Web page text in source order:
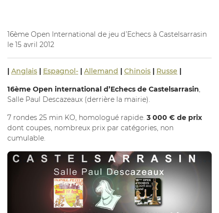
16ème Open International de jeu d’Echecs à Castelsarrasin
le 15 avril 2012
| Anglais | Espagnol- | Allemand | Chinois | Russe |
16ème Open international d’Echecs de Castelsarrasin,
Salle Paul Descazeaux (derrière la mairie).
7 rondes 25 min KO, homologué rapide. 3 000 € de prix
dont coupes, nombreux prix par catégories, non
cumulable.